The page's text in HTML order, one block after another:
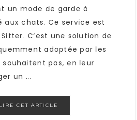
un mode de garde à
aux chats. Ce service est
C’est une solution de
adoptée par les
pas, en leur
un ...
LIRE CET ARTICLE